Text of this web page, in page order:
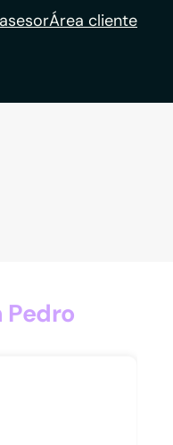
Área cliente
Pedro